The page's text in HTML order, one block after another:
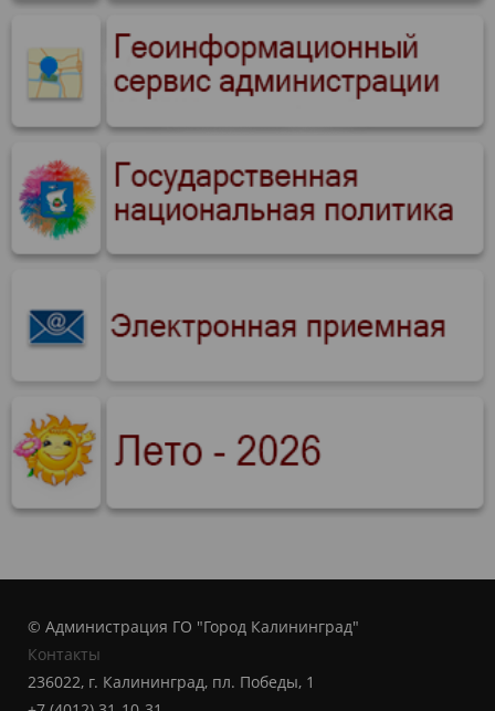
© Администрация ГО "Город Калининград"
Контакты
236022, г. Калининград, пл. Победы, 1